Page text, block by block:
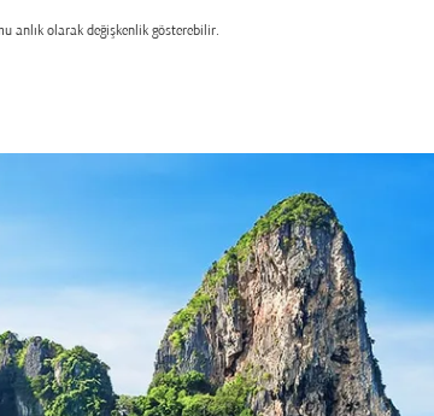
anlık olarak değişkenlik gösterebilir.